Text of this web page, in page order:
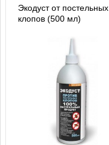
Экодуст от постельных
клопов (500 мл)